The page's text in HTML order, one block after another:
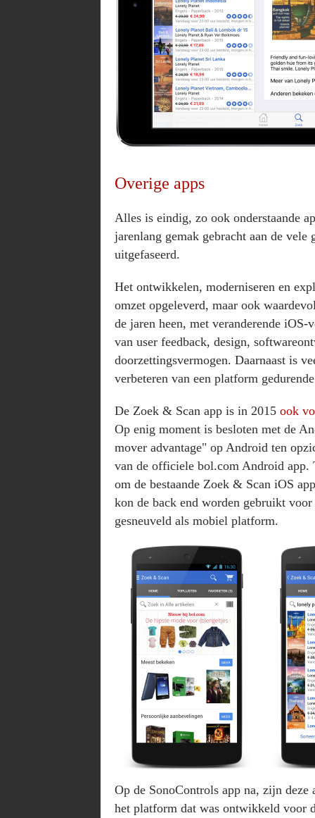
Overige apps
Alles is eindig, zo ook onderstaande
jarenlang gemak gebracht aan de
uitgefaseerd.
Het ontwikkelen, moderniseren en
omzet opgeleverd, maar ook
de jaren heen, met veranderende
van user feedback, design,
doorzettingsvermogen. Daarnaast is
verbeteren van een platform
De Zoek & Scan app is in 2015 ook
Op enig moment is besloten met de
mover advantage" op Android ten
van de officiele bol.com Android app.
om de bestaande Zoek & Scan iOS
kon de back end worden gebruikt
gesneuveld als mobiel platform.
Op de SonoControls app na, zijn
het platform dat was ontwikkeld voor